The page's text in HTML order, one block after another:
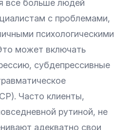
все больше людей
с проблемами,
психологическими
может включать
субдепрессивные
Часто клиенты,
рутиной, не
адекватно свои